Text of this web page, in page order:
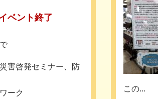
ベント終了
害啓発セミナー、防
ーク
この...